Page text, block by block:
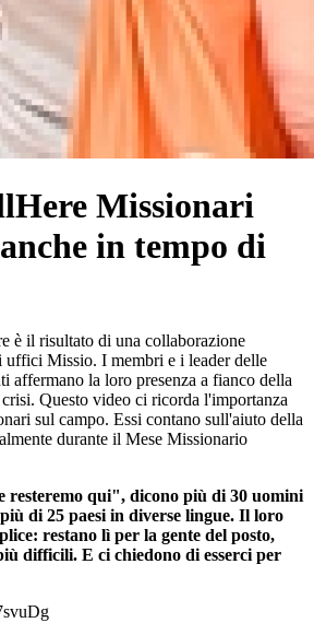
Missionari
in tempo di
è il risultato di una collaborazione
uffici Missio. I membri e i leader delle
affermano la loro presenza a fianco della
Questo video ci ricorda l'importanza
sul campo. Essi contano sull'aiuto della
durante il Mese Missionario
resteremo qui", dicono più di 30 uomini
di 25 paesi in diverse lingue. Il loro
restano lì per la gente del posto,
difficili. E ci chiedono di esserci per